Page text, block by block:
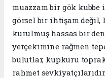
muazzam bir gök kubbe
görsel bir ihtişam değil,
kurulmuş hassas bir
yerçekimine rağmen
bulutlar, kupkuru
rahmet sevkiyatçılarıdır.